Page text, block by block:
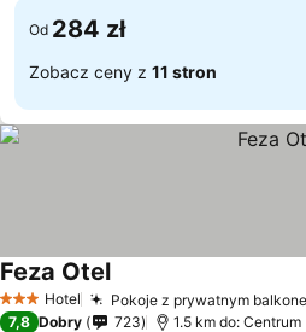
Od 284 zł
Zobacz ceny z 11 stron
3 Kategoria
Hotel Pokoje z prywatnym
Feza Otel
7,8 Dobry 723 1.5 km do: Centrum